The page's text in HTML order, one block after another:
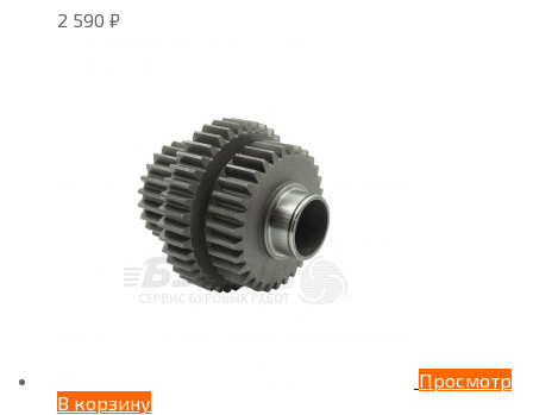
2 590 ₽
Просмотр
В корзину